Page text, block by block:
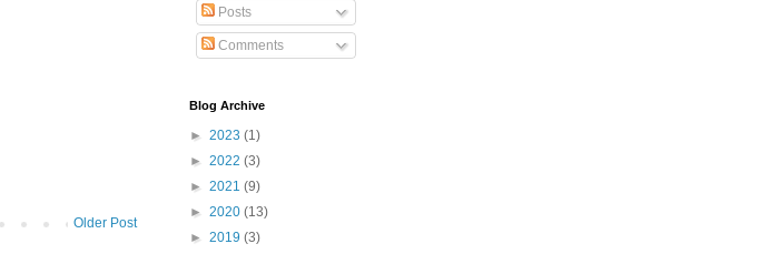
Older Post
Posts
Comments
Blog Archive
► 2023 (1)
► 2022 (3)
► 2021 (9)
► 2020 (13)
► 2019 (3)